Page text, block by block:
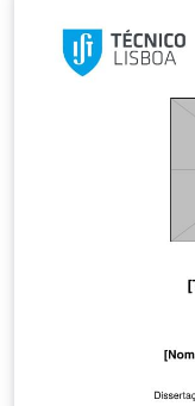
language of
the "type" of
instructions in the